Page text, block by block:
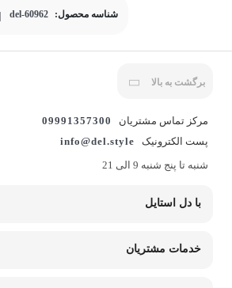
شناسه محصول: del-60962
برگشت به بالا
مرکز تماس مشتریان
09991357300
پست الکترونیک
info@del.style
شنبه تا پنج شنبه 9 الی 21
با دل استایل
خدمات مشتریان